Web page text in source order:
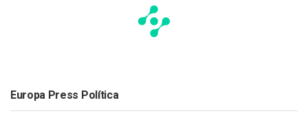
Europa Press Política